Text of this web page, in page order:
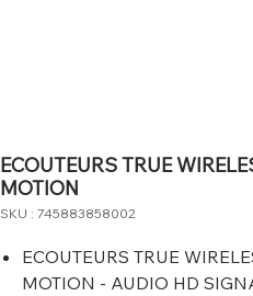
ECOUTEURS TRUE
MOTION
SKU : 745883858002
ECOUTEURS TRUE
MOTION - AUDIO HD